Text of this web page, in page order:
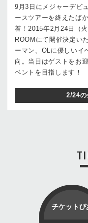
9月3日にメジャーデビ
ースツアーを終えたば
着！2015年2月24日（
ROOMにて開催決定い
ーマン、OLに優しいイ
向。当日はゲストをお
ベントを目指します！
2/24の
チケットぴ